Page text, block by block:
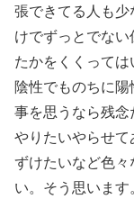
張できてる人も
けでずっとでない
たかをくくっては
陰性でものちに
事を思うなら残念
やりたいやらせ
ずけたいなど色
い。そう思います